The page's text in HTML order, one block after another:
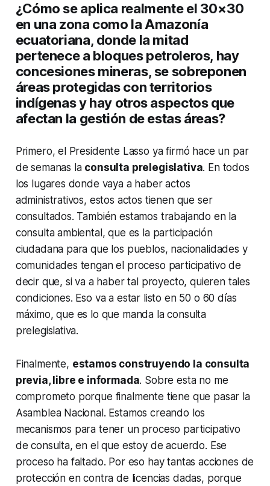
¿Cómo se aplica realmente el 30×30
en una zona como la Amazonía
ecuatoriana, donde la mitad
pertenece a bloques petroleros, hay
concesiones mineras, se sobreponen
áreas protegidas con territorios
indígenas y hay otros aspectos que
afectan la gestión de estas áreas?
Primero, el Presidente Lasso ya firmó hace un par
de semanas la consulta prelegislativa. En todos
los lugares donde vaya a haber actos
administrativos, estos actos tienen que ser
consultados. También estamos trabajando en la
consulta ambiental, que es la participación
ciudadana para que los pueblos, nacionalidades y
comunidades tengan el proceso participativo de
decir que, si va a haber tal proyecto, quieren tales
condiciones. Eso va a estar listo en 50 o 60 días
máximo, que es lo que manda la consulta
prelegislativa.
Finalmente, estamos construyendo la consulta
previa, libre e informada. Sobre esta no me
comprometo porque finalmente tiene que pasar la
Asamblea Nacional. Estamos creando los
mecanismos para tener un proceso participativo
de consulta, en el que estoy de acuerdo. Ese
proceso ha faltado. Por eso hay tantas acciones de
protección en contra de licencias dadas, porque